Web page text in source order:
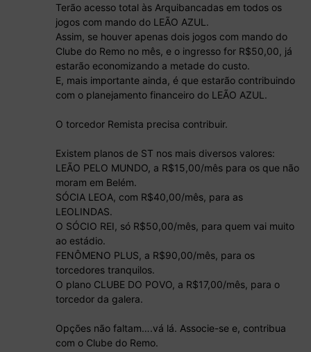
Terão acesso total às Arquibancadas em todos os
jogos com mando do LEÃO AZUL.
Assim, se houver apenas dois jogos com mando do
Clube do Remo no mês, e o ingresso for R$50,00, já
estarão economizando a metade do custo.
E, mais importante ainda, é que estarão contribuindo
com o planejamento financeiro do LEÃO AZUL.
O torcedor Remista precisa contribuir.
Existem planos de ST nos mais diversos valores:
LEÃO PELO MUNDO, a R$15,00/mês para os que não
moram em Belém.
SÓCIA LEOA, com R$40,00/mês, para as
LEOLINDAS.
O SÓCIO REI, só R$50,00/mês, para quem vai muito
ao estádio.
FENÔMENO PLUS, a R$90,00/mês, para os
torcedores tranquilos.
O plano CLUBE DO POVO, a R$17,00/mês, para o
torcedor da galera.
Opções não faltam….vá lá. Associe-se e, contribua
com o Clube do Remo.